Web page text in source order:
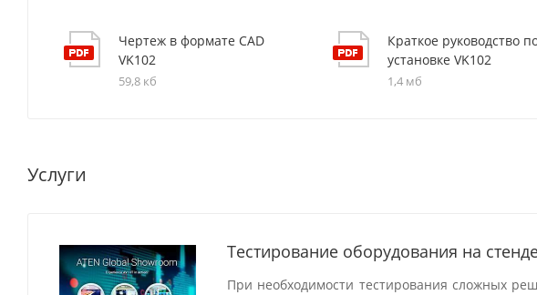
Чертеж в формате CAD
VK102
59,8 кб
Краткое руководство
установке VK102
1,4 мб
Услуги
Тестирование оборудования на
При необходимости тестирования сложных